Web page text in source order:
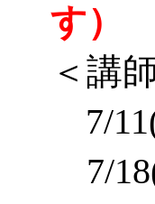
す）
＜講
7/
7/